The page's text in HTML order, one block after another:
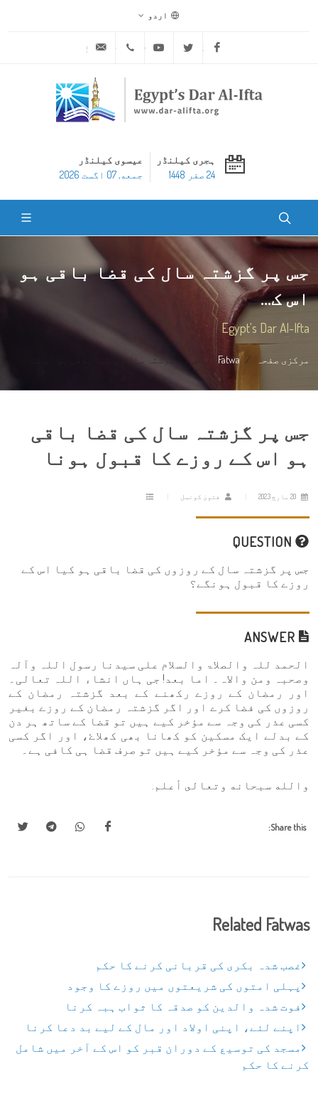
اردو
Facebook
Twitter
Youtube
ہجری کیلنڈر
24 صفر 1448
عیسوی کیلنڈر
جمعه, 07 اگست 2026
جس پر گزشتہ سال کی قضا باقی ہو
اس ک...
Egypt's Dar Al-Ifta
مرکزی صفحہ Fatwa جس پر گزشتہ سال کی قضا باقی ہو اس ک...
جس پر گزشتہ سال کی قضا باقی
ہو اس کے روزے کا قبول ہونا
فتویٰ کونسل
جس پر گزشتہ سال کے روزوں کی قضا باقی ہو کیا اس کے
روزے کا قبول ہونگے؟
الحمد للہ والصلاۃ والسلام علی سیدنا رسول اللہ وآلہ
وصحبہ ومن والاہ۔ اما بعد! جی ہاں انشاء اللہ تعالی۔
اور رمضان کے روزے رکھنے کے بعد گزشتہ رمضان کے
روزوں کی فضا کرے اور اگر گزشتہ رمضان کے روزے بغیر
کسی عذر کی وجہ سے مؤخر کیے ہیں تو قضا کے ساتھ ہر دن
کے بدلے ایک مسکین کو کھانا بھی کھلاۓ، اور اگر کسی
عذر کی وجہ سے مؤخر کیے ہیں تو صرف قضا ہی کافی ہے۔
والله سبحانه وتعالى أعلم.
Share this:
Related Fatwas
غصب شدہ بکری کی قربانی کرنے کا حکم
پہلی امتوں کی شریعتوں میں روزے کا وجود
فوت شدہ والدین کو صدقہ کا ثواب ہبہ کرنا
اپنے لئے، اپنی اولاد اور مال کے لیے بد دعا کرنا
مسجد کی توسیع کے دوران قبر کو اس کے آخر میں شامل
کرنے کا حکم